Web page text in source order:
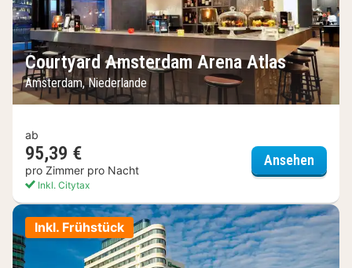
Courtyard Amsterdam Arena Atlas
Amsterdam, Niederlande
ab
95,39 €
pro Zimmer pro Nacht
Inkl. Citytax
Ansehen
Inkl. Frühstück